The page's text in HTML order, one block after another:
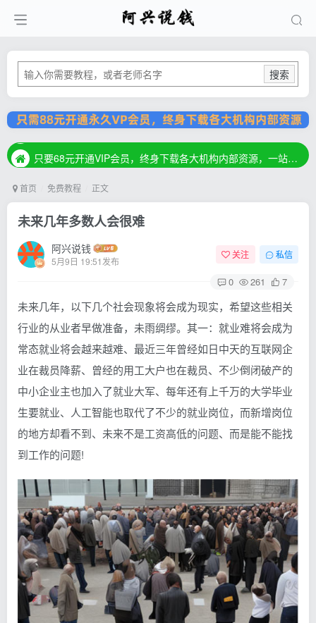
搜索
只要68元开通VIP会员，终身下载各大机构内部资源，一站式草根创业基地，最新最强网赚教程大全，小投入，大回报！
只要68元开通VIP会员，终身下载各大机构内部资源，一站式草根创业基地，最新最强网赚教程大全，小投入，大回报！
首页 免费教程 正文
未来几年多数人会很难
阿兴说钱
5月9日 19:51发布
关注 私信
0 261 7
未来几年，以下几个社会现象将会成为现实，希望这些相关
行业的从业者早做准备，未雨绸缪。其一：就业难将会成为
常态就业将会越来越难、最近三年曾经如日中天的互联网企
业在裁员降薪、曾经的用工大户也在裁员、不少倒闭破产的
中小企业主也加入了就业大军、每年还有上千万的大学毕业
生要就业、人工智能也取代了不少的就业岗位，而新增岗位
的地方却看不到、未来不是工资高低的问题、而是能不能找
到工作的问题!